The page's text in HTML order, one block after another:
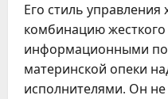
Его стиль управления
комбинацию
информационными
материнской опеки
исполнителями. Он